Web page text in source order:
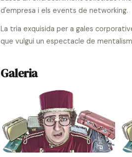
d'empresa i els events de networking.
La tria exquisida per a gales
que vulgui un espectacle de
Galeria